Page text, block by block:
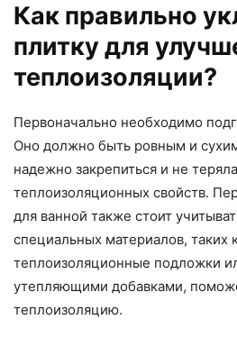
Как правильно
плитку для
теплоизоляции?
Первоначально необходимо
Оно должно быть ровным и
надежно закрепиться и не
теплоизоляционных свойств.
для ванной также стоит
специальных материалов, таких
теплоизоляционные подложки
утепляющими добавками,
теплоизоляцию.